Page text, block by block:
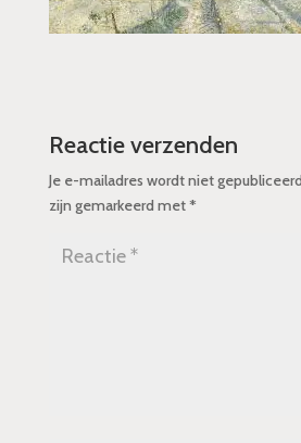
Reactie verzenden
Je e-mailadres wordt niet
zijn gemarkeerd met*